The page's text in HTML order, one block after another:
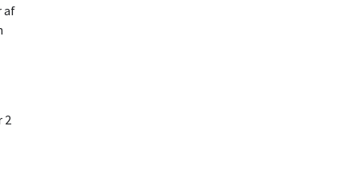
år.